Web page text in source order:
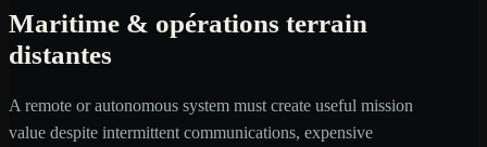
Maritime & opérations terrain
distantes
A remote or autonomous system must create useful mission
value despite intermittent communications, expensive